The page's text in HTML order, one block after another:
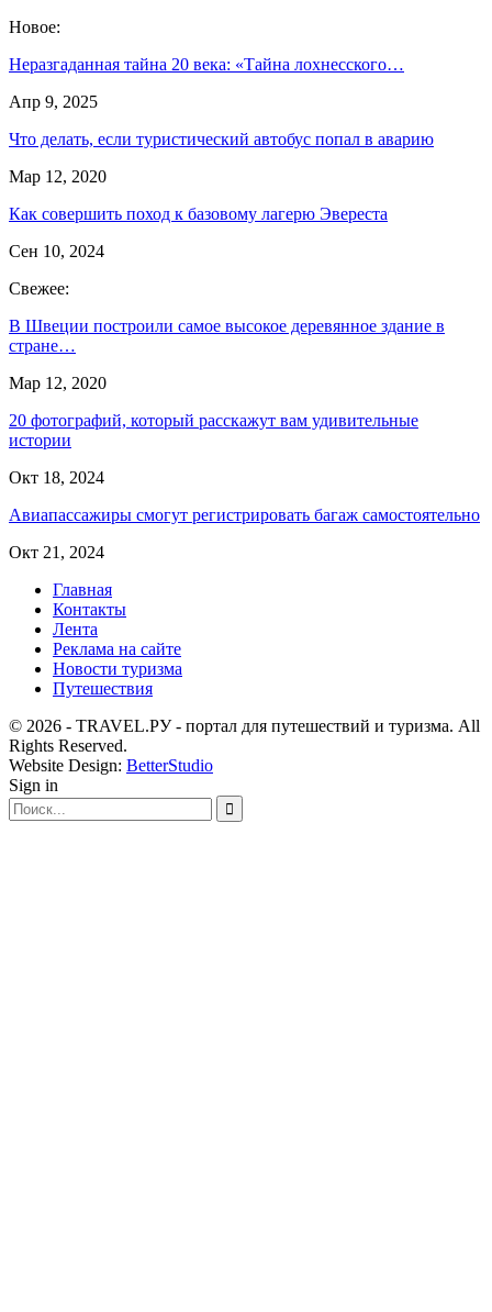
Новое:
Неразгаданная тайна 20 века: «Тайна лохнесского…
Апр 9, 2025
Что делать, если туристический автобус попал в аварию
Мар 12, 2020
Как совершить поход к базовому лагерю Эвереста
Сен 10, 2024
Свежее:
В Швеции построили самое высокое деревянное здание в
стране…
Мар 12, 2020
20 фотографий, который расскажут вам удивительные
истории
Окт 18, 2024
Авиапассажиры смогут регистрировать багаж самостоятельно
Окт 21, 2024
Главная
Контакты
Лента
Реклама на сайте
Новости туризма
Путешествия
© 2026 - TRAVEL.РУ - портал для путешествий и туризма. All
Rights Reserved.
Website Design: BetterStudio
Sign in